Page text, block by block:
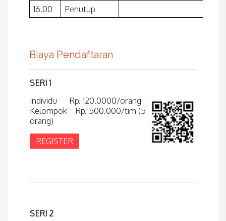
16.00 Penutup
Biaya Pendaftaran
SERI 1
Individu Rp. 120.0000/orang
Kelompok Rp. 500.000/tim (5
orang)
REGISTER
SERI 2